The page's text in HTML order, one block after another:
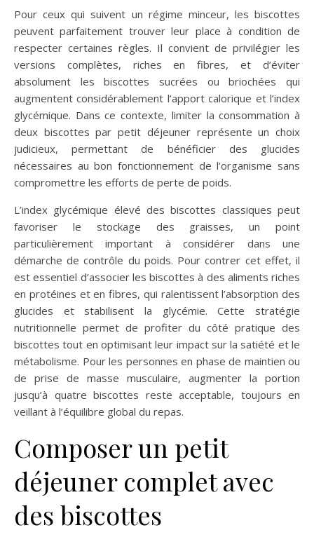
Pour ceux qui suivent un régime minceur, les biscottes
peuvent parfaitement trouver leur place à condition de
respecter certaines règles. Il convient de privilégier les
versions complètes, riches en fibres, et d’éviter
absolument les biscottes sucrées ou briochées qui
augmentent considérablement l’apport calorique et l’index
glycémique. Dans ce contexte, limiter la consommation à
deux biscottes par petit déjeuner représente un choix
judicieux, permettant de bénéficier des glucides
nécessaires au bon fonctionnement de l’organisme sans
compromettre les efforts de perte de poids.
L’index glycémique élevé des biscottes classiques peut
favoriser le stockage des graisses, un point
particulièrement important à considérer dans une
démarche de contrôle du poids. Pour contrer cet effet, il
est essentiel d’associer les biscottes à des aliments riches
en protéines et en fibres, qui ralentissent l’absorption des
glucides et stabilisent la glycémie. Cette stratégie
nutritionnelle permet de profiter du côté pratique des
biscottes tout en optimisant leur impact sur la satiété et le
métabolisme. Pour les personnes en phase de maintien ou
de prise de masse musculaire, augmenter la portion
jusqu’à quatre biscottes reste acceptable, toujours en
veillant à l’équilibre global du repas.
Composer un petit
déjeuner complet avec
des biscottes